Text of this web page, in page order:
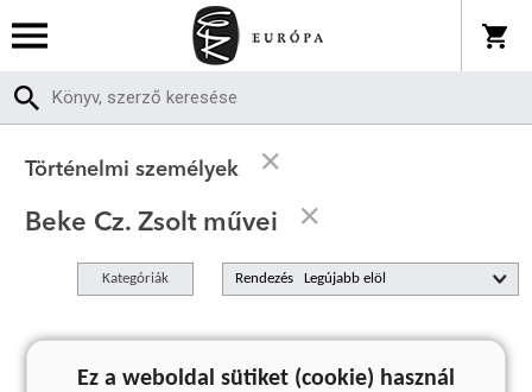
Történelmi személyek
Beke Cz. Zsolt művei
Kategóriák Rendezés
A keresett kifejezésre nincs találat
Ez a weboldal sütiket (cookie) használ